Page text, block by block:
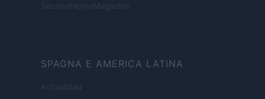
SecondHomeMagazine
SPAGNA E AMERICA LATINA
Actualidad